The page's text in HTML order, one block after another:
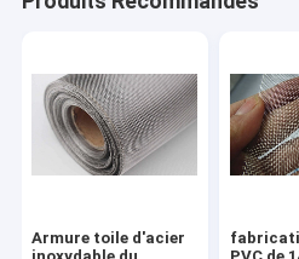
Armure toile d'acier